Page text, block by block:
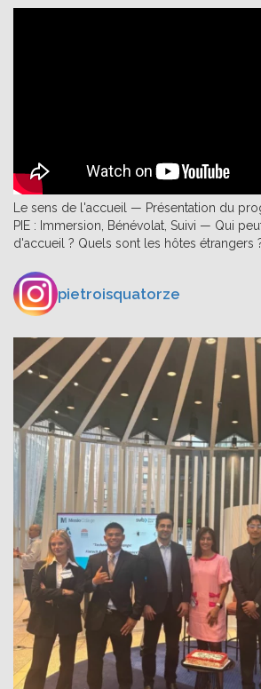
Le sens de l'accueil — Présentation du
PIE : Immersion, Bénévolat, Suivi — Qui
d'accueil ? Quels sont les hôtes étrangers
pietroisquatorze